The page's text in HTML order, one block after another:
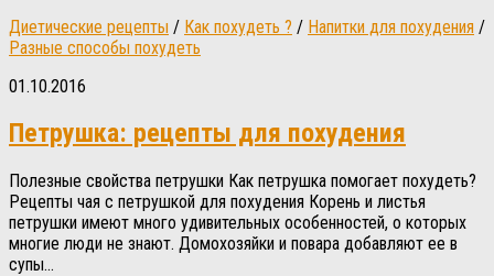
Диетические рецепты / Как похудеть ? / Напитки для похудения /
Разные способы похудеть
01.10.2016
Петрушка: рецепты для похудения
Полезные свойства петрушки Как петрушка помогает похудеть?
Рецепты чая с петрушкой для похудения Корень и листья
петрушки имеют много удивительных особенностей, о которых
многие люди не знают. Домохозяйки и повара добавляют ее в
супы...